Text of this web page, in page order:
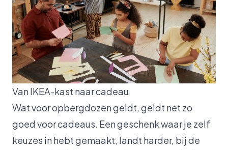
Van IKEA-kast naar cadeau
Wat voor opbergdozen geldt, geldt net zo
goed voor cadeaus. Een geschenk waar je zelf
keuzes in hebt gemaakt, landt harder, bij de